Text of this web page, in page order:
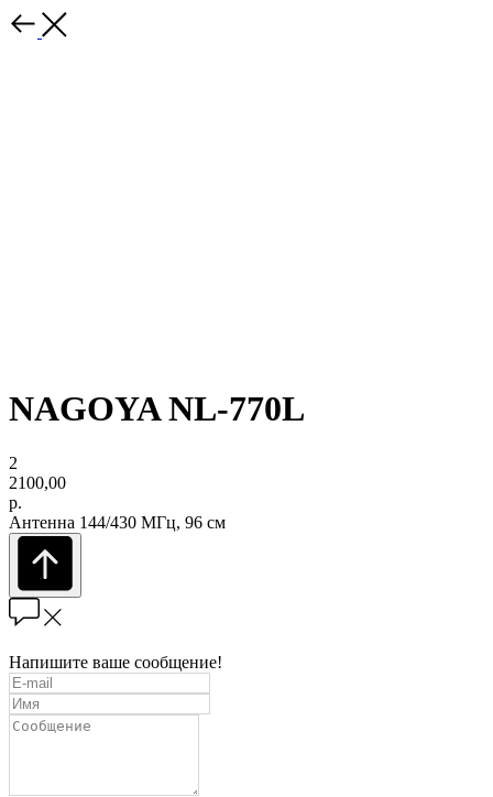
NAGOYA NL-770L
2
2100,00
р.
Антенна 144/430 МГц, 96 см
Напишите ваше сообщение!